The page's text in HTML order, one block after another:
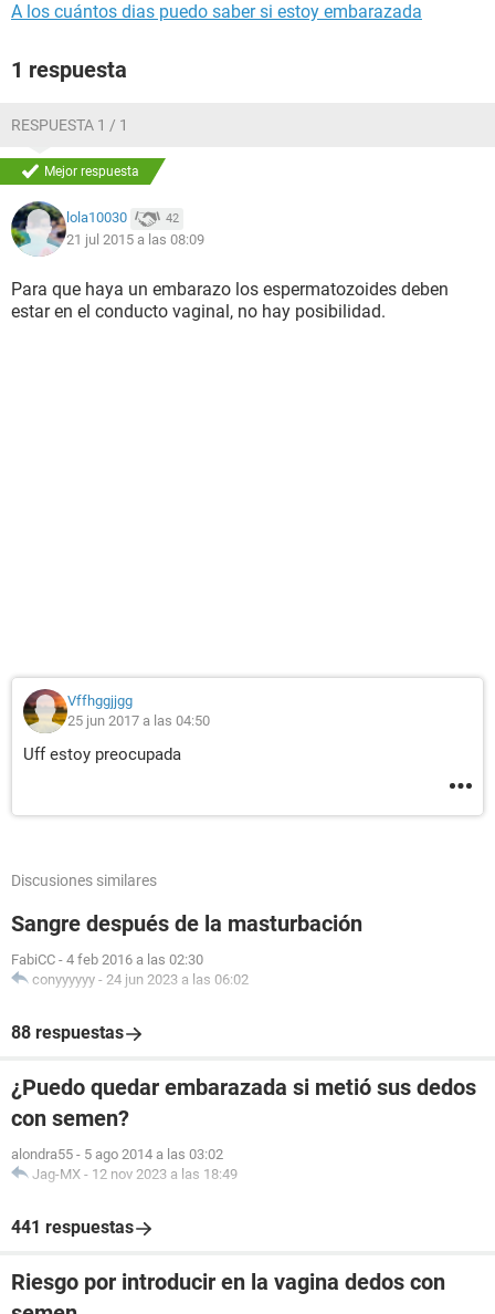
A los cuántos dias puedo saber si estoy embarazada
1 respuesta
RESPUESTA 1 / 1
Mejor respuesta
lola10030 42
21 jul 2015 a las 08:09
Para que haya un embarazo los espermatozoides deben
estar en el conducto vaginal, no hay posibilidad.
Vffhggjjgg
25 jun 2017 a las 04:50
Uff estoy preocupada
Discusiones similares
Sangre después de la masturbación
FabiCC - 4 feb 2016 a las 02:30
conyyyyyy - 24 jun 2023 a las 06:02
88 respuestas
¿Puedo quedar embarazada si metió sus dedos
con semen?
alondra55 - 5 ago 2014 a las 03:02
Jag-MX - 12 nov 2023 a las 18:49
441 respuestas
Riesgo por introducir en la vagina dedos con